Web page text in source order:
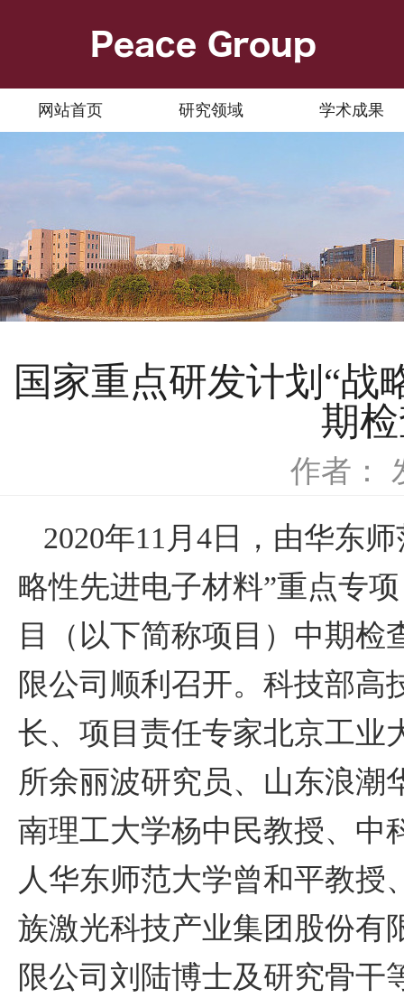
网站首页 研究领域 学术成果
国家重点研发计划“战
期
作者：
2020年11月4日，由华东
略性先进电子材料”重点专
目（以下简称项目）中期
限公司顺利召开。科技部高
长、项目责任专家北京工业
所余丽波研究员、山东浪潮
南理工大学杨中民教授、中
人华东师范大学曾和平教
族激光科技产业集团股份有
限公司刘陆博士及研究骨干